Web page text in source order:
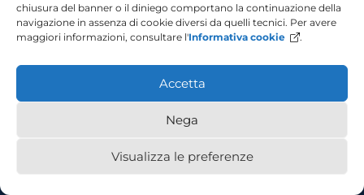
chiusura del banner o il diniego comportano la continuazione della
navigazione in assenza di cookie diversi da quelli tecnici. Per avere
maggiori informazioni, consultare l'Informativa cookie .
Accetta
Nega
Visualizza le preferenze
Piazzale Europa, 1 - 34127 - Trieste, Italia - Tel +39 040 558 7111 - P.IVA
00211830328 - C.F. 80013890324 - P.E.C. ateneo@pec.units.it
Privacy Policy Cookie Policy